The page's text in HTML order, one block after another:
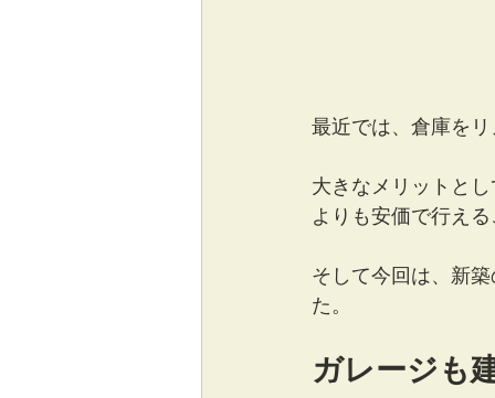
最近では、倉庫を
大きなメリットと
よりも安価で行え
そして今回は、新
た。
ガレージも